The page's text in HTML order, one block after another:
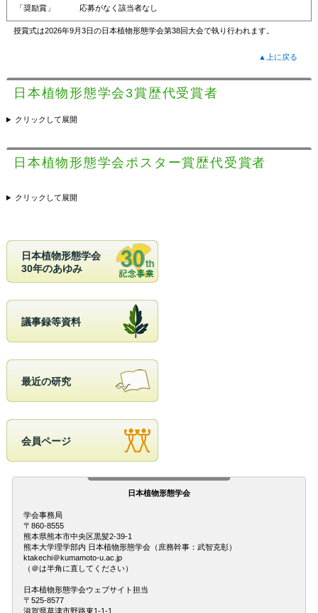
「奨励賞」 応募がなく該当者なし
授賞式は2026年9月3日の日本植物形態学会第38回大会で執り行われます。
▲上に戻る
日本植物形態学会3賞歴代受賞者
クリックして展開
日本植物形態学会ポスター賞歴代受賞者
クリックして展開
日本植物形態学会
30年のあゆみ
議事録等資料
最近の研究
会員ページ
日本植物形態学会
学会事務局
〒860-8555
熊本県熊本市中央区黒髪2-39-1
熊本大学理学部内 日本植物形態学会（庶務幹事：武智克彰）
ktakechi＠kumamoto-u.ac.jp
（＠は半角に直してください）
日本植物形態学会ウェブサイト担当
〒525-8577
滋賀県草津市野路東1-1-1